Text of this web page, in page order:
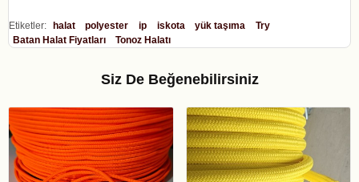
Etiketler: halat polyester ip iskota yük taşıma
Try
Batan Halat Fiyatları
Tonoz Halatı
Siz De Beğenebilirsiniz